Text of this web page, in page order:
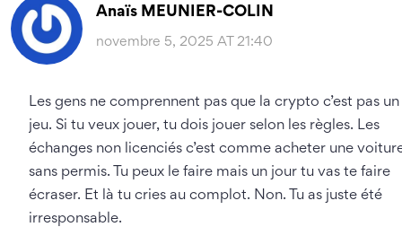
Anaïs MEUNIER-COLIN
novembre 5, 2025 AT 21:40
Les gens ne comprennent pas que la crypto c’est pas un
jeu. Si tu veux jouer, tu dois jouer selon les règles. Les
échanges non licenciés c’est comme acheter une
sans permis. Tu peux le faire mais un jour tu vas te faire
écraser. Et là tu cries au complot. Non. Tu as juste été
irresponsable.